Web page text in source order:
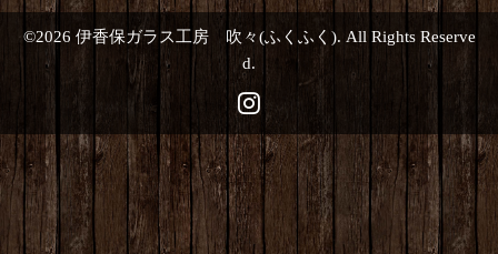
©2026 伊香保ガラス工房 吹々(ふくふく). All Rights Reserve
d.